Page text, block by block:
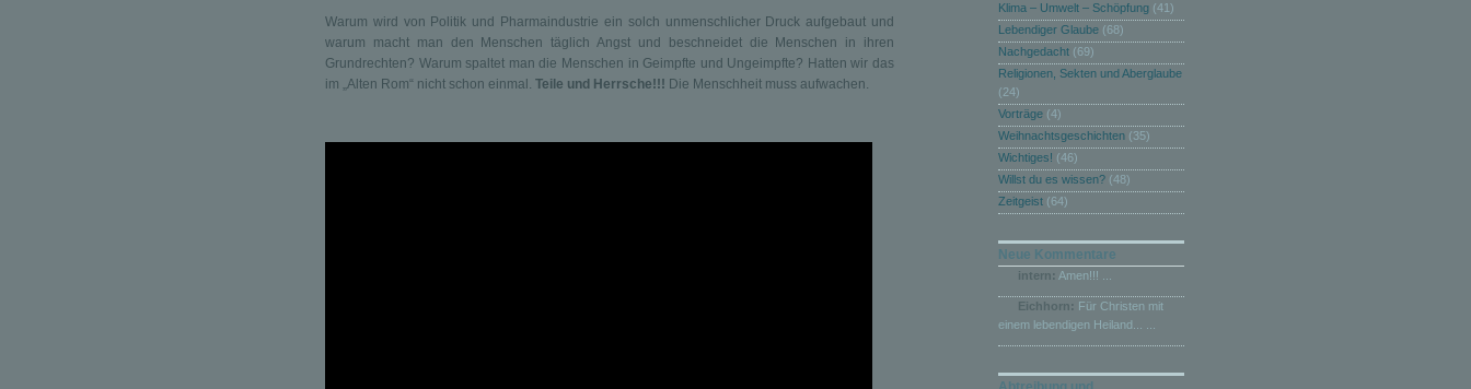
Warum wird von Politik und Pharmaindustrie ein solch unmenschlicher Druck aufgebaut und
warum macht man den Menschen täglich Angst und beschneidet die Menschen in ihren
Grundrechten? Warum spaltet man die Menschen in Geimpfte und Ungeimpfte? Hatten wir das
im „Alten Rom“ nicht schon einmal. Teile und Herrsche!!! Die Menschheit muss aufwachen.
Klima – Umwelt – Schöpfung (41)
Lebendiger Glaube (68)
Nachgedacht (69)
Religionen, Sekten und Aberglaube
(24)
Vorträge (4)
Weihnachtsgeschichten (35)
Wichtiges! (46)
Willst du es wissen? (48)
Zeitgeist (64)
Neue Kommentare
intern: Amen!!! ...
Eichhorn: Für Christen mit
einem lebendigen Heiland... ...